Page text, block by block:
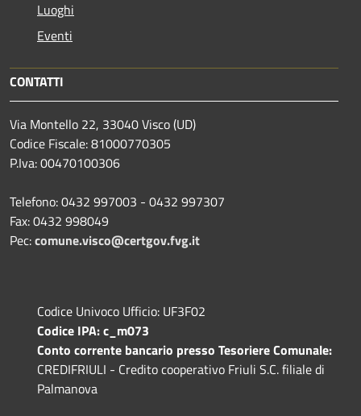
Luoghi
Eventi
CONTATTI
Via Montello 22, 33040 Visco (UD)
Codice Fiscale: 81000770305
P.Iva: 00470100306
Telefono: 0432 997003 - 0432 997307
Fax: 0432 998049
Pec:comune.visco@certgov.fvg.it
Codice Univoco Ufficio: UF3F02
Codice IPA: c_m073
Conto corrente bancario presso Tesoriere Comunale:
CREDIFRIULI - Credito cooperativo Friuli S.C. filiale di
Palmanova